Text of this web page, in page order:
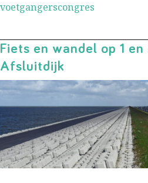
voetgangerscongres
Fiets en wandel op 1
Afsluitdijk